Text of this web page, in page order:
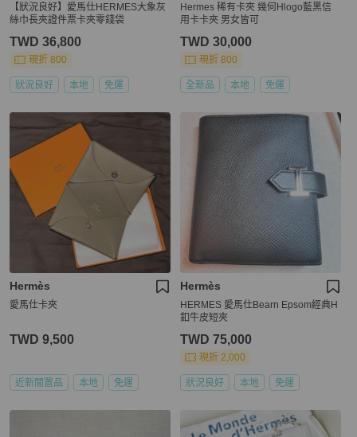
【狀況良好】愛馬仕HERMES大象灰
絲巾長夾證件票卡夾零錢袋
TWD 36,800
現折 800
狀況良好 本地 免運
Hermes 稀有卡夾 幾何Hlogo藍黑信
用卡卡夾 男女皆可
TWD 30,000
現折 800
全新品 本地 免運
Hermès
愛馬仕卡夾
TWD 9,500
近新閒置品 本地 免運
Hermès
HERMES 愛馬仕Bearn Epsom經典H
釦牛皮短夾
TWD 75,000
現折 2,000
狀況良好 本地 免運